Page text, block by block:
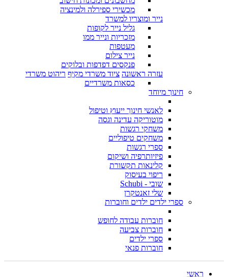
מכשירי ספירלה ולמינציה
נייר ומוצריו למשרד
גליל נייר לקופות
מזכריות ונייר ממו
מעטפות
נייר צילום
פנקסים דפדפות ובלוקים
עזרה ראשונה ציוד משרדי מקיף ריהוט משרדי
כסאות משרדיים
חינוך מיוחד
לאנשי חינוך ייעוץ וטיפול
מוטוריקה עדינה וגסה
משחקי רגשות
משחקים טיפוליים
ספרי רגשות
פיזיותרפיה ושיקום
קלינאות תקשורת
ריפוי בעיסוק
שובי - Schubi
שלי זאנטקרן
ספרי ילדים ילדים וחוברות
חוברות עבודה לחופש
חוברות צביעה
ספרי ילדים
חוברות פנאי
ראשי